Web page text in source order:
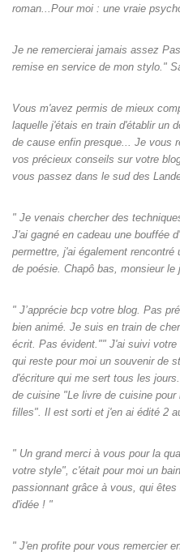
roman...Pour moi : une vraie
Je ne remercierai jamais assez
remise en service de mon stylo."
Vous m'avez permis de mieux
laquelle j'étais en train d'établir un
de cause enfin presque... Je vous
vos précieux conseils sur votre
vous passez dans le sud des
" Je venais chercher des
J'ai gagné en cadeau une bouffée
permettre, j'ai également
de poésie. Chapô bas, monsieur le
" J’apprécie bcp votre blog. Pas
bien animé. Je suis en train de
écrit. Pas évident."" J'ai suivi
qui reste pour moi un souvenir de
d'écriture qui me sert tous les
de cuisine "Le livre de cuisine
filles". Il est sorti et j'en ai édité 2
" Un grand merci à vous pour la
votre style", c'était pour moi un
passionnant grâce à vous, qui
d'idée ! "
" J'en profite pour vous remercier